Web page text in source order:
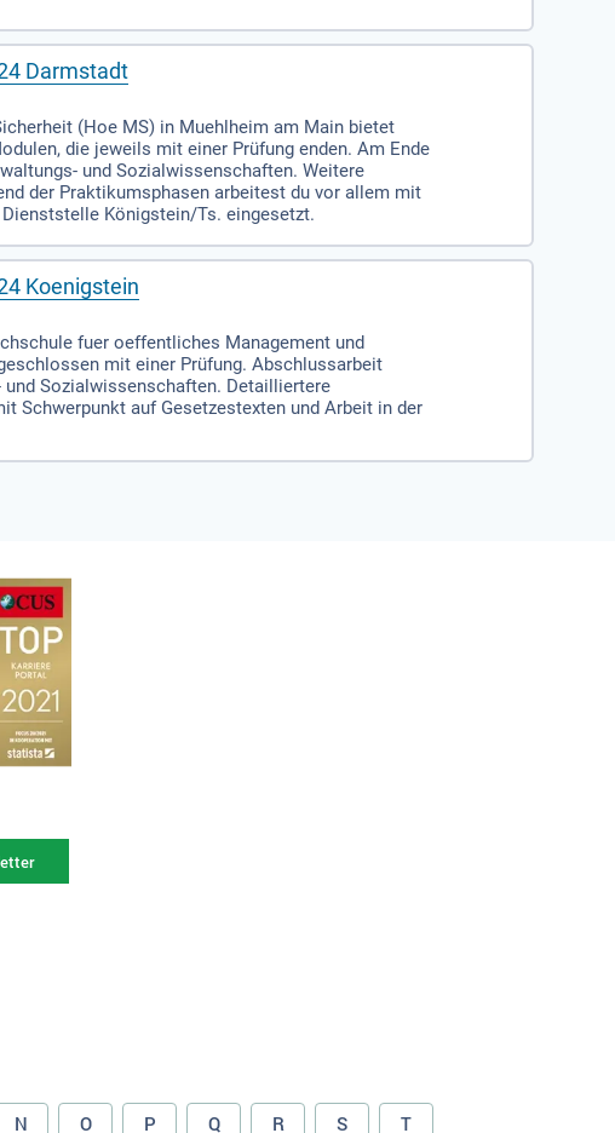
Darmstadt
(Hoe MS) in Muehlheim am Main bietet
die jeweils mit einer Prüfung enden. Am Ende
und Sozialwissenschaften. Weitere
der Praktikumsphasen arbeitest du vor allem mit
Königstein/Ts. eingesetzt.
Koenigstein
fuer oeffentliches Management und
mit einer Prüfung. Abschlussarbeit
Sozialwissenschaften. Detailliertere
Schwerpunkt auf Gesetzestexten und Arbeit in der
N O P Q R S T